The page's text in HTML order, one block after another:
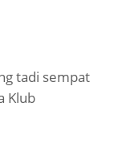
tadi sempat
Klub